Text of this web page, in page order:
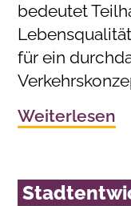
bedeutet
für ein
Weiterlesen